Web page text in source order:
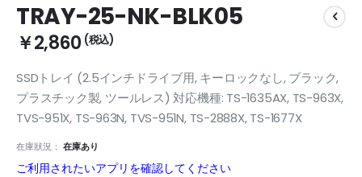
to
the
beginning
the
images
gallery
TRAY-25-NK-BLK05
￥2,860
SSDトレイ (2.5インチドライブ用, キーロックなし, ブラック,
プラスチック製, ツールレス) 対応機種: TS-1635AX, TS-963X,
TVS-951X, TS-963N, TVS-951N, TS-2888X, TS-1677X
在庫狀況： 在庫あり
ご利用されたいアプリを確認してください